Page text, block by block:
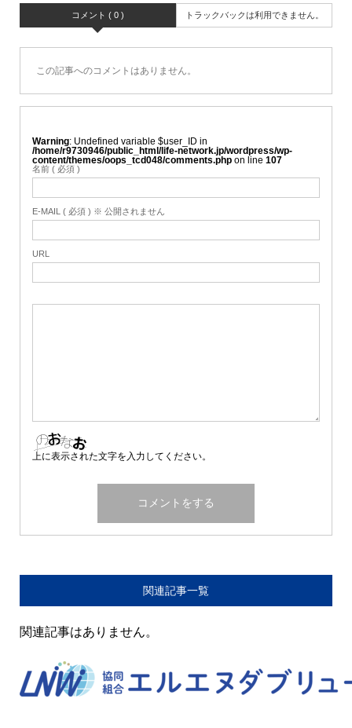
コメント ( 0 ) トラックバックは利用できません。
この記事へのコメントはありません。
Warning : Undefined variable $user_ID in
/home/r9730946/public_html/life-network.jp/wordpress/wp-
content/themes/oops_tcd048/comments.phpon line 107
名前 ( 必須 )
E-MAIL ( 必須 ) ※ 公開されません
URL
上に表示された文字を入力してください。
関連記事一覧
関連記事はありません。